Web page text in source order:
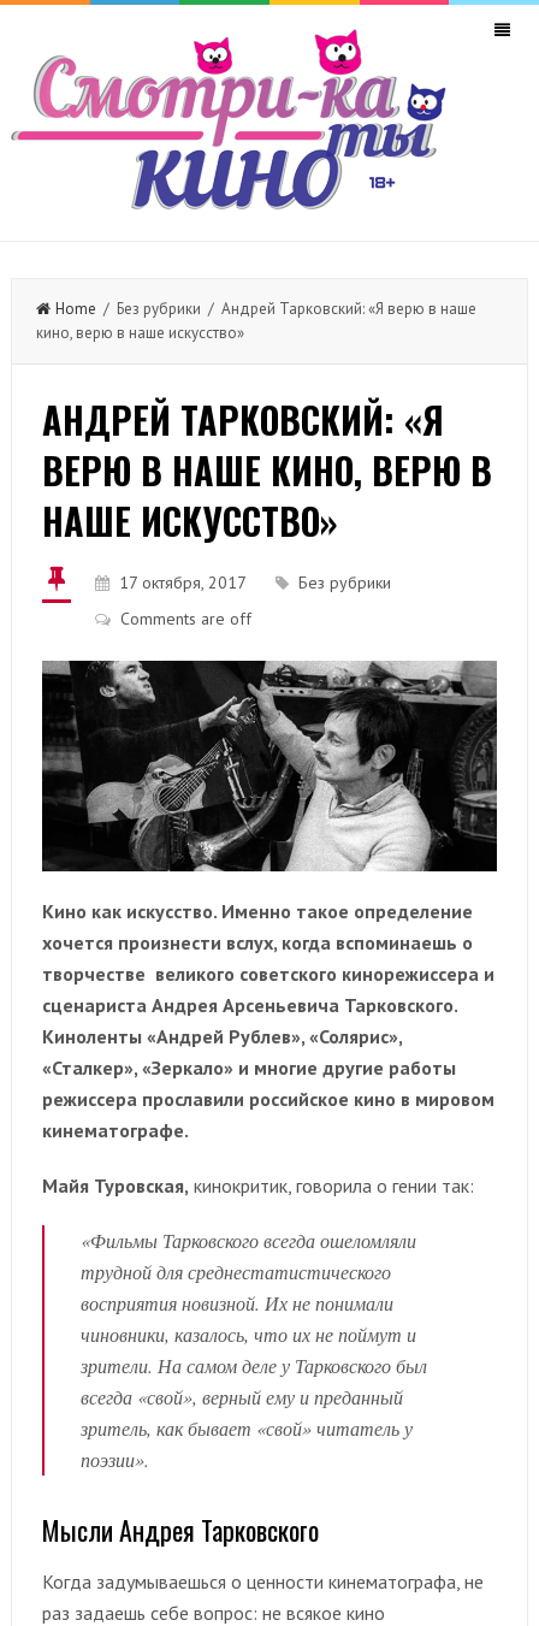
Home / Без рубрики / Андрей Тарковский: «Я верю в наше
кино, верю в наше искусство»
АНДРЕЙ ТАРКОВСКИЙ: «Я
ВЕРЮ В НАШЕ КИНО, ВЕРЮ В
НАШЕ ИСКУССТВО»
17 октября, 2017
Без рубрики
Comments are off
Кино как искусство. Именно такое определение
хочется произнести вслух, когда вспоминаешь о
творчестве великого советского кинорежиссера и
сценариста Андрея Арсеньевича Тарковского.
Киноленты «Андрей Рублев», «Солярис»,
«Сталкер», «Зеркало» и многие другие работы
режиссера прославили российское кино в мировом
кинематографе.
Майя Туровская, кинокритик, говорила о гении так:
«Фильмы Тарковского всегда ошеломляли
трудной для среднестатистического
восприятия новизной. Их не понимали
чиновники, казалось, что их не поймут и
зрители. На самом деле у Тарковского был
всегда «свой», верный ему и преданный
зритель, как бывает «свой» читатель у
поэзии».
Мысли Андрея Тарковского
Когда задумываешься о ценности кинематографа, не
раз задаешь себе вопрос: не всякое кино